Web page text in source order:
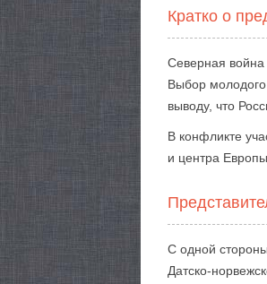
Кратко о
Северная война
Выбор
выводу, что
В конфликте
и центра Европы.
С одной
Датско-